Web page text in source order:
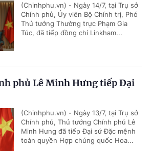
(Chinhphu.vn) - Ngày 14/7, tại Trụ sở
Chính phủ, Ủy viên Bộ Chính trị, Phó
Thủ tướng Thường trực Phạm Gia
Túc, đã tiếp đồng chí Linkham...
phủ Lê Minh Hưng tiếp Đại
(Chinhphu.vn) - Ngày 13/7, tại Trụ sở
Chính phủ, Thủ tướng Chính phủ Lê
Minh Hưng đã tiếp Đại sứ Đặc mệnh
toàn quyền Hợp chúng quốc Hoa...